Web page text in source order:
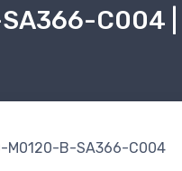
C004 |